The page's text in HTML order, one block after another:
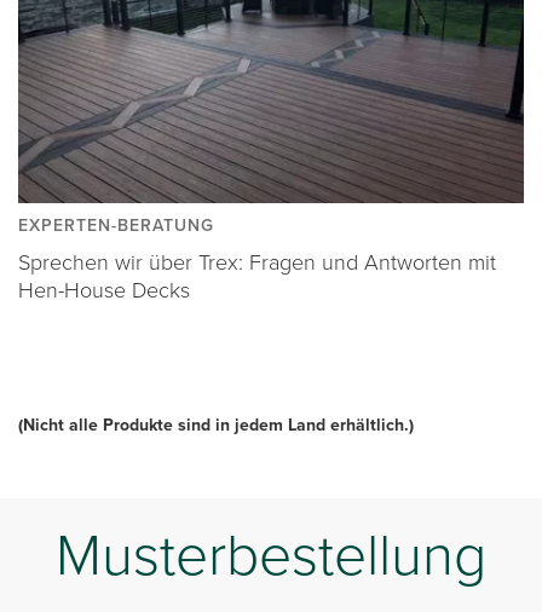
EXPERTEN-BERATUNG
Sprechen wir über Trex: Fragen und Antworten mit
Hen-House Decks
(Nicht alle Produkte sind in jedem Land erhältlich.)
Musterbestellung